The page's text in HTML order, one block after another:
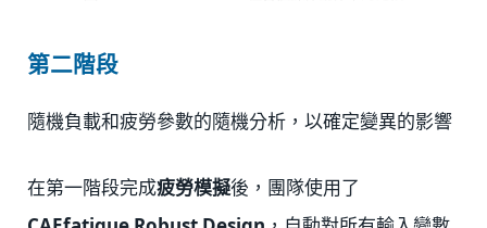
第二階段
隨機負載和疲勞參數的隨機分析，以確定變異的影響
在第一階段完成疲勞模擬後，團隊使用了